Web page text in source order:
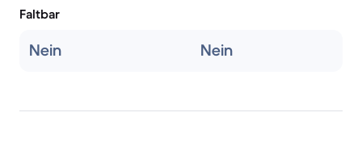
Faltbar
Nein Nein